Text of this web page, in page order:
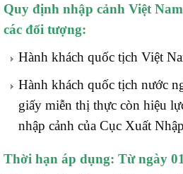
Quy định nhập cảnh Việt
các đối tượng:
Hành khách quốc tịch Việt
Hành khách quốc tịch nước
giấy miễn thị thực còn hiệu
nhập cảnh của Cục Xuất
Thời hạn áp dụng: Từ ngày